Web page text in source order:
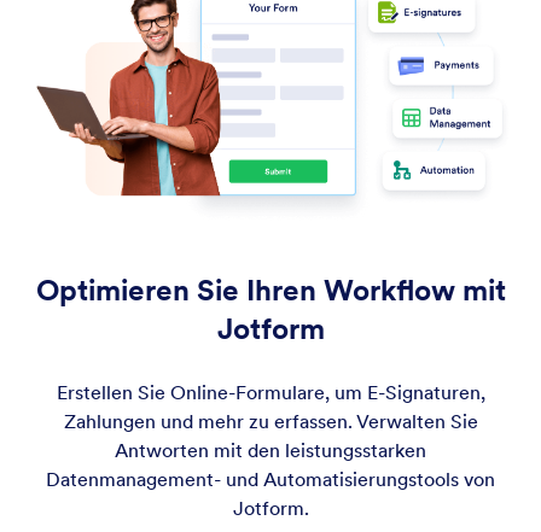
Optimieren Sie Ihren Workflow mit
Jotform
Erstellen Sie Online-Formulare, um E-Signaturen,
Zahlungen und mehr zu erfassen. Verwalten Sie
Antworten mit den leistungsstarken
Datenmanagement- und Automatisierungstools von
Jotform.